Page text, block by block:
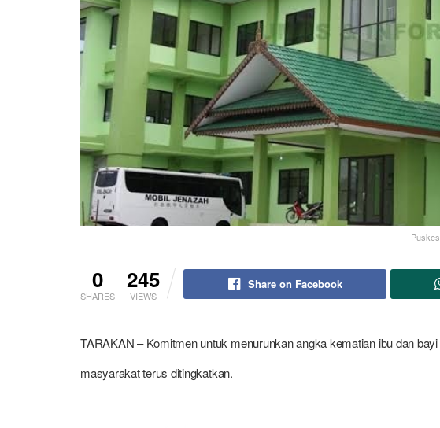
0
SHARES
245
VIEWS
Share on Facebook
TARAKAN – Komitmen untuk menurunkan angka kematian ibu dan
masyarakat terus ditingkatkan.